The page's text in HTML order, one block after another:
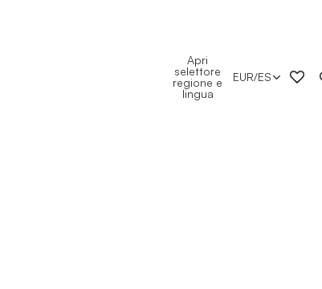
Apri
selettore
regione e
lingua
EUR/ES